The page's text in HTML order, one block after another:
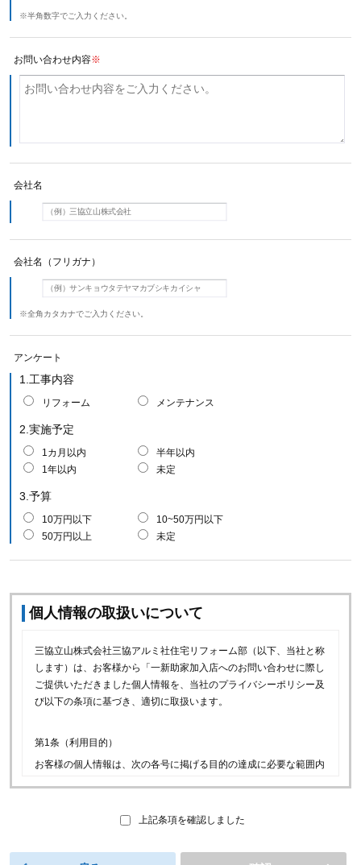
※半角数字でご入力ください。
お問い合わせ内容※
会社名
会社名（フリガナ）
※全角カタカナでご入力ください。
アンケート
1.工事内容
リフォーム メンテナンス
2.実施予定
1カ月以内
半年以内
1年以内
未定
3.予算
10万円以下
10~50万円以下
50万円以上
未定
個人情報の取扱いについて
三協立山株式会社三協アルミ社住宅リフォーム部（以下、当社と称
します）は、お客様から「一新助家加入店へのお問い合わせに際し
ご提供いただきました個人情報を、当社のプライバシーポリシー及
び以下の条項に基づき、適切に取扱います。
第1条（利用目的）
お客様の個人情報は、次の各号に掲げる目的の達成に必要な範囲内
し、お客様に喜ばれるサービスをご提供するため。
上記条項を確認しました